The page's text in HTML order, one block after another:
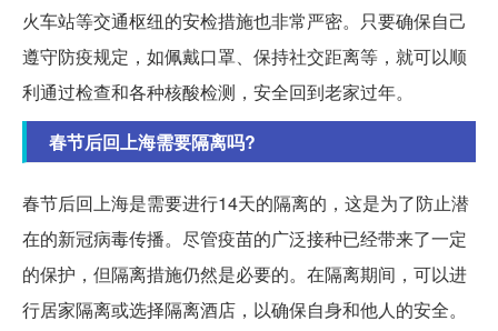
火车站等交通枢纽的安检措施也非常严密。只要确保自己
遵守防疫规定，如佩戴口罩、保持社交距离等，就可以顺
利通过检查和各种核酸检测，安全回到老家过年。
春节后回上海需要隔离吗?
春节后回上海是需要进行14天的隔离的，这是为了防止潜
在的新冠病毒传播。尽管疫苗的广泛接种已经带来了一定
的保护，但隔离措施仍然是必要的。在隔离期间，可以进
行居家隔离或选择隔离酒店，以确保自身和他人的安全。